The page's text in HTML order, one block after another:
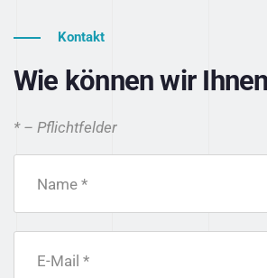
Kontakt
Wie können wir
* – Pflichtfelder
Name *
E-Mail *